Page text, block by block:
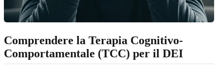
Comprendere la Terapia Cognitivo-
Comportamentale (TCC) per il DEI